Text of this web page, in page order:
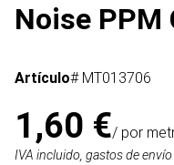
Noise PPM
Artículo# MT013706
1,60 €/ por
IVA incluido, gastos de